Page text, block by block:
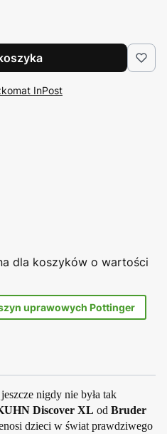
InPost
dla koszyków o wartości
uprawowych Pottinger
nigdy nie była tak
Discover XL od Bruder
dzieci w świat prawdziwego